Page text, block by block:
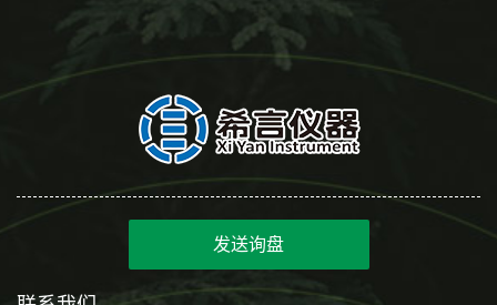
发送询盘